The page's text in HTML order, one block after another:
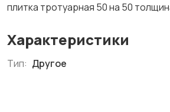
плитка тротуарная 50 на 50
Характеристики
Тип: Другое